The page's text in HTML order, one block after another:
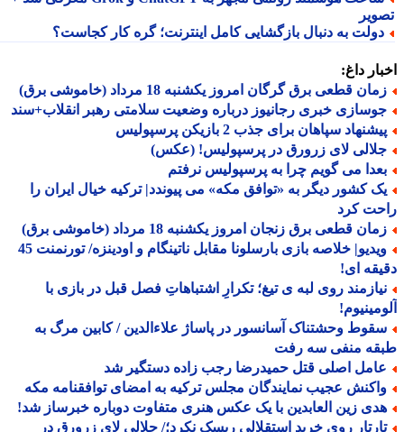
به دنبال بازگشایی کامل اینترنت؛ گره کار کجاست؟
داغ:
قطعی برق گرگان امروز یکشنبه 18 مرداد (خاموشی برق)
خبری رجانیوز درباره وضعیت سلامتی رهبر انقلاب+سند
سپاهان برای جذب 2 بازیکن پرسپولیس
لای زرورق در پرسپولیس! (عکس)
می گویم چرا به پرسپولیس نرفتم
کشور دیگر به «توافق مکه» می پیوندد| ترکیه خیال ایران را
کرد
قطعی برق زنجان امروز یکشنبه 18 مرداد (خاموشی برق)
ویدیو| خلاصه بازی بارسلونا مقابل ناتینگام و اودینزه/ تورنمنت 45
ای!
روی لبه ی تیغ؛ تکرارِ اشتباهاتِ فصل قبل در بازی با
وحشتناک آسانسور در پاساژ علاءالدین / کابین مرگ به
منفی سه رفت
اصلی قتل حمیدرضا رجب زاده دستگیر شد
عجیب نمایندگان مجلس ترکیه به امضای توافقنامه مکه
زین العابدین با یک عکس هنری متفاوت دوباره خبرساز شد!
روی خرید استقلالی ریسک نکرد؛/ جلالی لای زرورق در